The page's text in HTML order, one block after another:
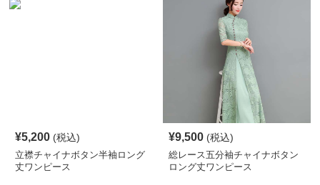
¥5,200 (税込)
立襟チャイナボタン半袖ロング
丈ワンピース
¥9,500 (税込)
総レース五分袖チャイナボタン
ロング丈ワンピース